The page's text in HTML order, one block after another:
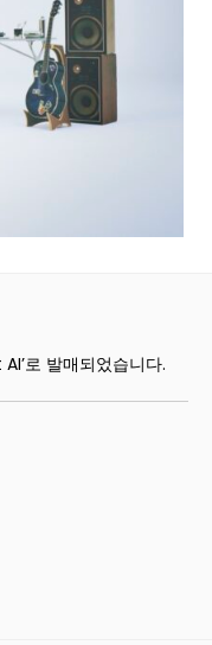
로 발매되었습니다.